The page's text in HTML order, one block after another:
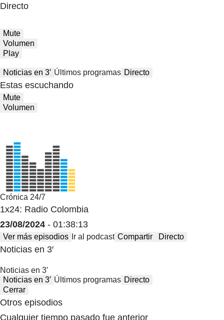
Directo
Mute
Volumen
Play
Noticias en 3′ Últimos programas Directo
Estas escuchando
Mute
Volumen
Crónica 24/7
1x24: Radio Colombia
23/08/2024 - 01:38:13
Ver más episodios Ir al podcast Compartir Directo
Noticias en 3′
Noticias en 3′
Noticias en 3′ Últimos programas Directo
Cerrar
Otros episodios
Cualquier tiempo pasado fue anterior